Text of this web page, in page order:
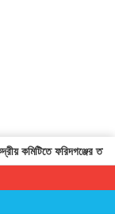
কমিটিতে ফরিদগঞ্জের